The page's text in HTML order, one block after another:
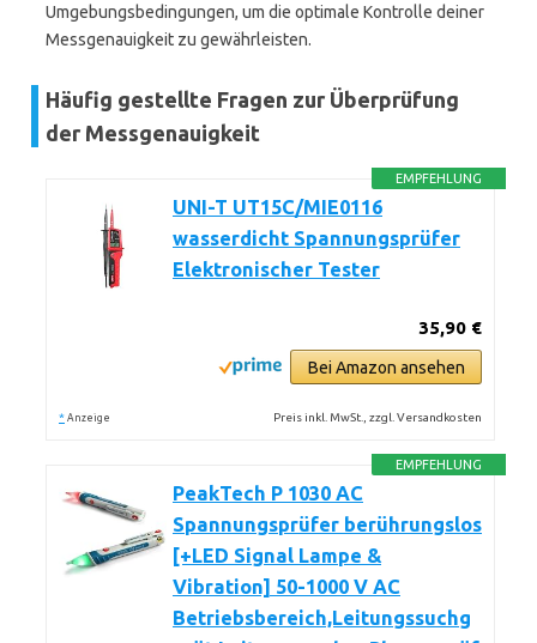
Umgebungsbedingungen, um die optimale Kontrolle deiner
Messgenauigkeit zu gewährleisten.
Häufig gestellte Fragen zur Überprüfung
der Messgenauigkeit
EMPFEHLUNG
UNI-T UT15C/MIE0116
wasserdicht Spannungsprüfer
Elektronischer Tester
35,90 €
Bei Amazon ansehen
* Anzeige Preis inkl. MwSt., zzgl. Versandkosten
EMPFEHLUNG
PeakTech P 1030 AC
Spannungsprüfer berührungslos
[+LED Signal Lampe &
Vibration] 50-1000 V AC
Betriebsbereich,Leitungssuchg